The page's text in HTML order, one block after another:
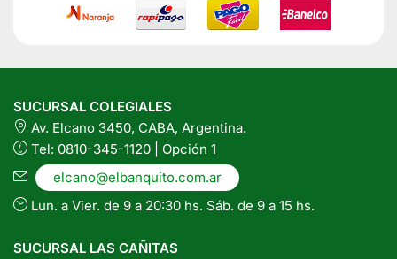
SUCURSAL COLEGIALES
Av. Elcano 3450, CABA, Argentina.
Tel: 0810-345-1120 | Opción 1
elcano@elbanquito.com.ar
Lun. a Vier. de 9 a 20:30 hs. Sáb. de 9 a 15 hs.
SUCURSAL LAS CAÑITAS